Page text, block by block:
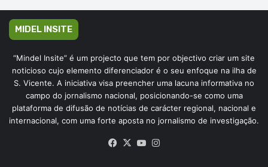
MIDEL INSITE
“Mindel Insite” é um projecto que tem por objectivo criar um site
noticioso cujo elemento diferenciador é o seu enfoque na ilha de
S. Vicente. A iniciativa visa preencher uma lacuna informativa no
campo do jornalismo nacional, posicionando-se como uma
plataforma de difusão de notícias de carácter regional, nacional e
internacional, com uma forte aposta no jornalismo de investigação.
Facebook
X YouTube